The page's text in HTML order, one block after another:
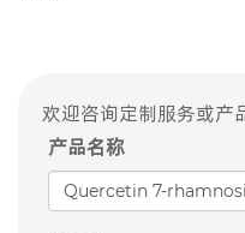
欢迎咨询定制服务或产
产品名称